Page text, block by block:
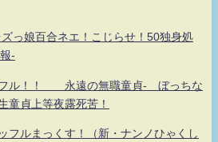
っ娘百合ネエ！こじらせ！50独身処
-
フル！！ 永遠の無職童貞- ぼっちな
童貞上等夜露死苦！
フルまっくす！（新・ナンノひゃくし